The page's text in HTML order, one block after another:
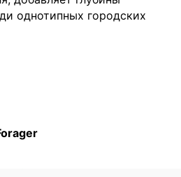
однотипных городских